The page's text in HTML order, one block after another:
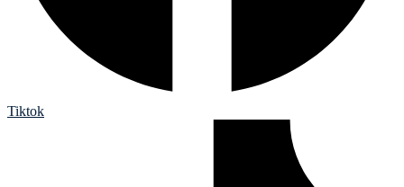
Tiktok